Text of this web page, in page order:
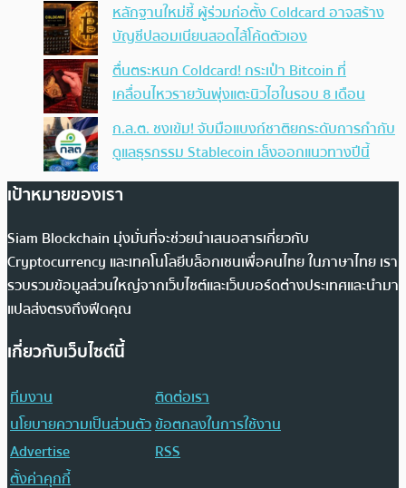
หลักฐานใหม่ชี้ ผู้ร่วมก่อตั้ง Coldcard อาจสร้าง
บัญชีปลอมเนียนสอดไส้โค้ดตัวเอง
ตื่นตระหนก Coldcard! กระเป๋า Bitcoin ที่
เคลื่อนไหวรายวันพุ่งแตะนิวไฮในรอบ 8 เดือน
ก.ล.ต. ชงเข้ม! จับมือแบงก์ชาติยกระดับการกำกับ
ดูแลธุรกรรม Stablecoin เล็งออกแนวทางปีนี้
เป้าหมายของเรา
Siam Blockchain มุ่งมั่นที่จะช่วยนำเสนอสารเกี่ยวกับ
Cryptocurrency และเทคโนโลยีบล็อกเชนเพื่อคนไทย ในภาษาไทย เรา
รวบรวมข้อมูลส่วนใหญ่จากเว็บไซต์และเว็บบอร์ดต่างประเทศและนำมา
แปลส่งตรงถึงฟีดคุณ
เกี่ยวกับเว็บไซต์นี้
ทีมงาน
ติดต่อเรา
นโยบายความเป็นส่วนตัวข้อตกลงในการใช้งาน
Advertise
RSS
ตั้งค่าคุกกี้